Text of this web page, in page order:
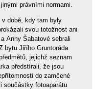
právními normami.
době, kdy tam byly
svou totožnost ani
Anny Šabatové sebrali
bytu Jiřího Gruntoráda
jejichž seznam
předstírali, že jsou
do zamčené
součástky fotoaparátu